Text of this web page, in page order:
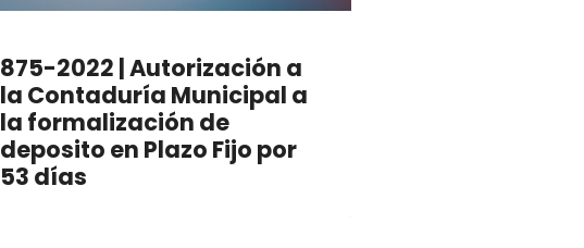
875-2022 | Autorización a
la Contaduría Municipal a
la formalización de
deposito en Plazo Fijo por
53 días